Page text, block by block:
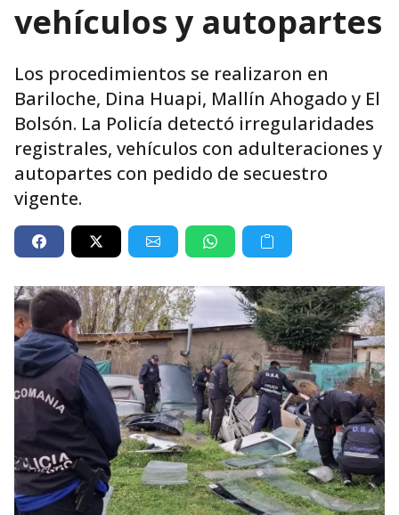
vehículos y autopartes
Los procedimientos se realizaron en
Bariloche, Dina Huapi, Mallín Ahogado y El
Bolsón. La Policía detectó irregularidades
registrales, vehículos con adulteraciones y
autopartes con pedido de secuestro
vigente.